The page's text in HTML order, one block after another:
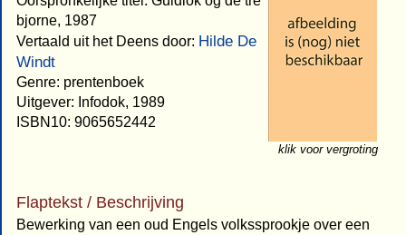
klik voor vergroting
bjorne, 1987
Vertaald uit het Deens door: Hilde De
Windt
Genre: prentenboek
Uitgever: Infodok, 1989
ISBN10: 9065652442
Flaptekst / Beschrijving
Bewerking van een oud Engels volkssprookje over een